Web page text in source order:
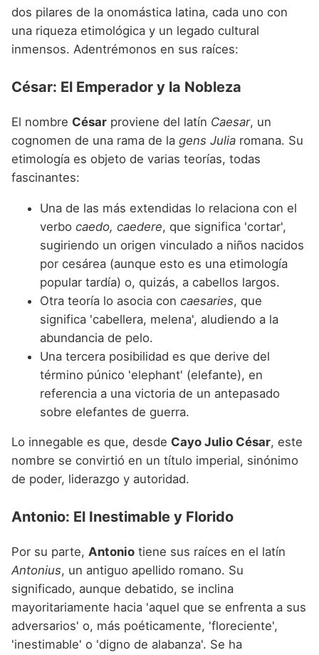
Nombres de niño que empiezan por P
Nombres de niño que empiezan por Q
Nombres de niño que empiezan por S
Nombres de niño que empiezan por T
Nombres de niño que empiezan por U
Nombres de niño que empiezan por V
Nombres de niño que empiezan por W
Nombres de niño que empiezan por X
Nombres de niño que empiezan por Y
Nombres de niño que empiezan por Z
Nombres de Niño Valencianos
Nombres de Niño Vascos
Nombres de Niño Rumanos
Nombres de Niño Rusos
dos pilares de la onomástica latina, cada uno con
una riqueza etimológica y un legado cultural
inmensos. Adentrémonos en sus raíces:
César: El Emperador y la Nobleza
El nombre César proviene del latín Caesar, un
cognomen de una rama de la gens Julia romana. Su
etimología es objeto de varias teorías, todas
fascinantes:
Una de las más extendidas lo relaciona con el
verbo caedo, caedere, que significa 'cortar',
sugiriendo un origen vinculado a niños nacidos
por cesárea (aunque esto es una etimología
popular tardía) o, quizás, a cabellos largos.
Otra teoría lo asocia con caesaries, que
significa 'cabellera, melena', aludiendo a la
abundancia de pelo.
Una tercera posibilidad es que derive del
término púnico 'elephant' (elefante), en
referencia a una victoria de un antepasado
sobre elefantes de guerra.
Lo innegable es que, desde Cayo Julio César, este
nombre se convirtió en un título imperial, sinónimo
de poder, liderazgo y autoridad.
Antonio: El Inestimable y Florido
Por su parte, Antonio tiene sus raíces en el latín
Antonius, un antiguo apellido romano. Su
significado, aunque debatido, se inclina
mayoritariamente hacia 'aquel que se enfrenta a sus
adversarios' o, más poéticamente, 'floreciente',
'inestimable' o 'digno de alabanza'. Se ha